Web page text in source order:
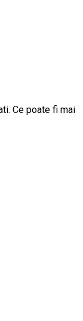
Ce poate fi mai